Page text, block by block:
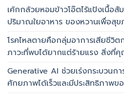
เค้กกล้วยหอมข้าวโอ๊ตไร้แป้งเนื้อสั
ปริมาณใยอาหาร ของหวานเพื่อสุ
โรคไหลตายคือกลุ่มอาการเสียชีวิ
ภาวะที่พบได้ยากแต่ร้ายแรง สิ่งที่
Generative AI ช่วยเร่งกระบวนก
ศักยภาพได้เร็วและมีประสิทธิภาพข